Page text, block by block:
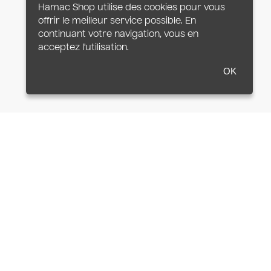
Hamac Shop utilise des cookies pour vous
offrir le meilleur service possible. En
continuant votre navigation, vous en
acceptez l'utilisation.
OK